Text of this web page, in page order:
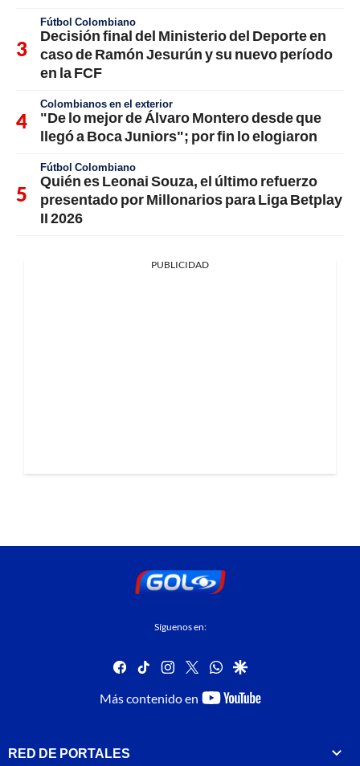
Fútbol Colombiano
Decisión final del Ministerio del Deporte en
caso de Ramón Jesurún y su nuevo período
en la FCF
Colombianos en el exterior
"De lo mejor de Álvaro Montero desde que
llegó a Boca Juniors"; por fin lo elogiaron
Fútbol Colombiano
Quién es Leonai Souza, el último refuerzo
presentado por Millonarios para Liga Betplay
II 2026
PUBLICIDAD
Síguenos en:
facebook
tiktok instagram
twitterwhatsapp
google
Más contenido en
youtube-
RED DE PORTALES